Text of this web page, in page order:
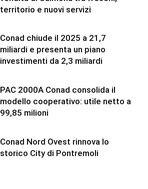
territorio e nuovi servizi
Conad chiude il 2025 a 21,7
miliardi e presenta un piano
investimenti da 2,3 miliardi
PAC 2000A Conad consolida il
modello cooperativo: utile netto a
99,85 milioni
Conad Nord Ovest rinnova lo
storico City di Pontremoli